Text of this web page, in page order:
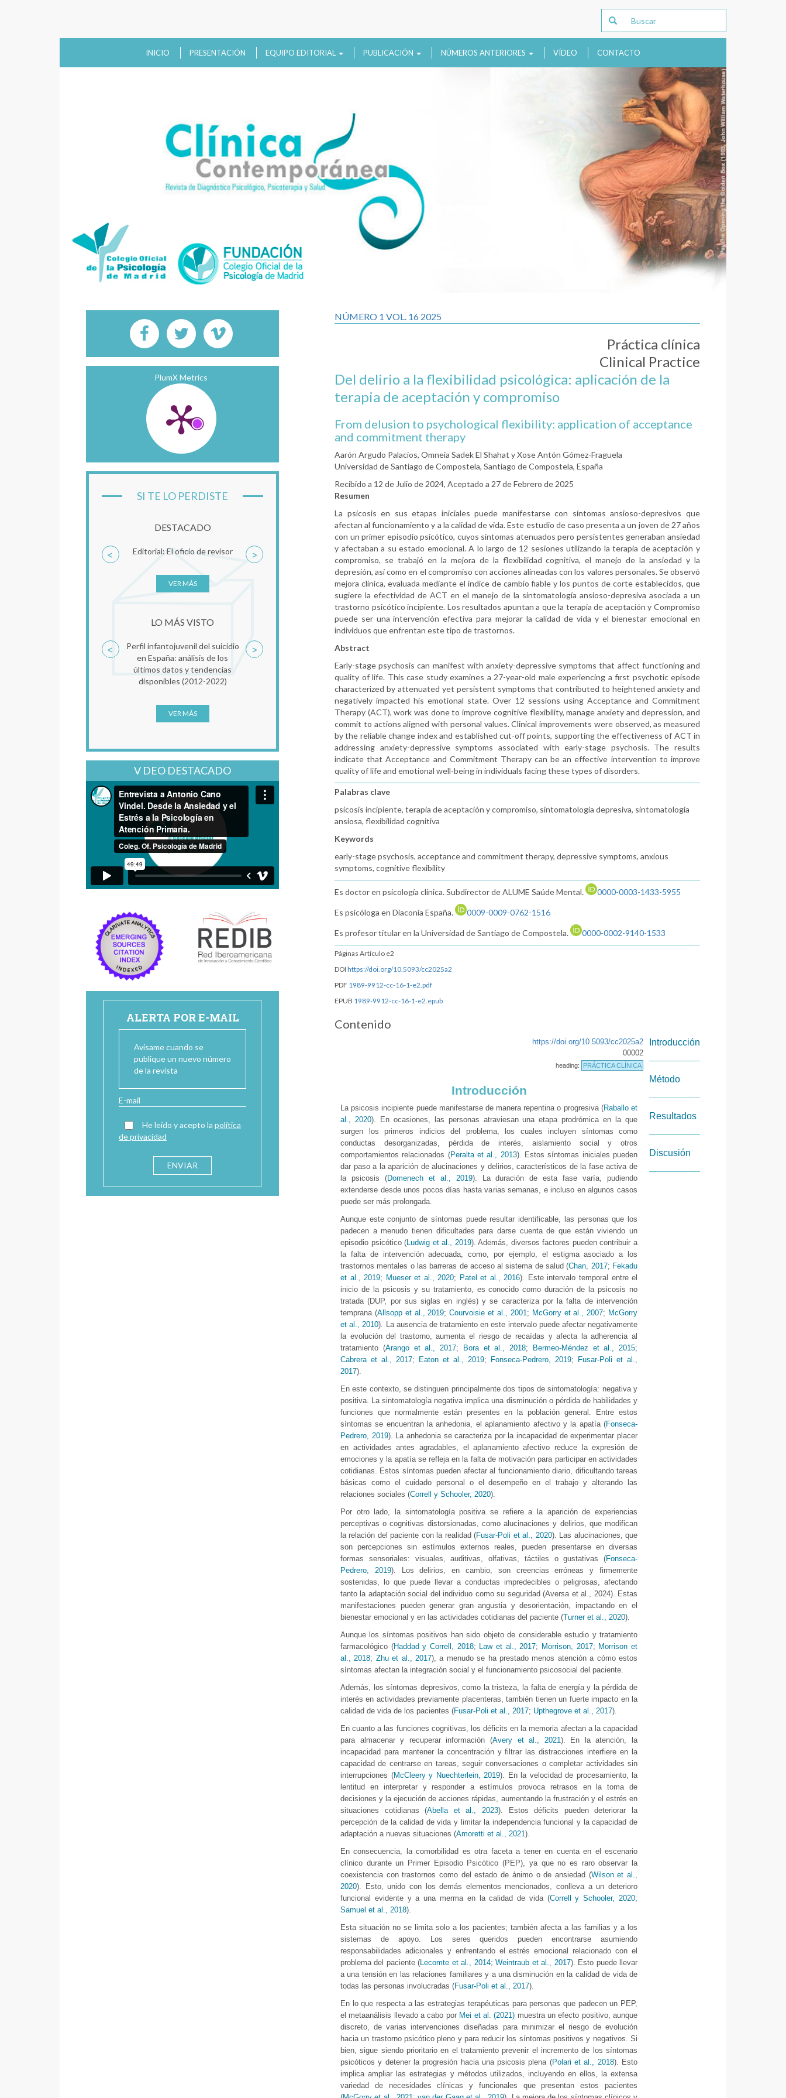
INICIO PRESENTACIÓN EQUIPO EDITORIAL PUBLICACIÓN NÚMEROS ANTERIORES VÍDEO CONTACTO
NÚMERO 1 VOL. 16 2025
Práctica clínica
Clinical Practice
Del delirio a la flexibilidad psicológica: aplicación de la
terapia de aceptación y compromiso
From delusion to psychological flexibility: application of acceptance
and commitment therapy
Aarón Argudo Palacios, Omneia Sadek El Shahat y Xose Antón Gómez-Fraguela
Universidad de Santiago de Compostela, Santiago de Compostela, España
Recibido a 12 de Julio de 2024, Aceptado a 27 de Febrero de 2025
Resumen
La psicosis en sus etapas iniciales puede manifestarse con síntomas ansioso-depresivos que
afectan al funcionamiento y a la calidad de vida. Este estudio de caso presenta a un joven de 27 años
con un primer episodio psicótico, cuyos síntomas atenuados pero persistentes generaban ansiedad
y afectaban a su estado emocional. A lo largo de 12 sesiones utilizando la terapia de aceptación y
compromiso, se trabajó en la mejora de la flexibilidad cognitiva, el manejo de la ansiedad y la
depresión, así como en el compromiso con acciones alineadas con los valores personales. Se observó
mejora clínica, evaluada mediante el índice de cambio fiable y los puntos de corte establecidos, que
sugiere la efectividad de ACT en el manejo de la sintomatología ansioso-depresiva asociada a un
trastorno psicótico incipiente. Los resultados apuntan a que la terapia de aceptación y Compromiso
puede ser una intervención efectiva para mejorar la calidad de vida y el bienestar emocional en
individuos que enfrentan este tipo de trastornos.
Abstract
Early-stage psychosis can manifest with anxiety-depressive symptoms that affect functioning and
quality of life. This case study examines a 27-year-old male experiencing a first psychotic episode
characterized by attenuated yet persistent symptoms that contributed to heightened anxiety and
negatively impacted his emotional state. Over 12 sessions using Acceptance and Commitment
Therapy (ACT), work was done to improve cognitive flexibility, manage anxiety and depression, and
commit to actions aligned with personal values. Clinical improvements were observed, as measured
by the reliable change index and established cut-off points, supporting the effectiveness of ACT in
addressing anxiety-depressive symptoms associated with early-stage psychosis. The results
indicate that Acceptance and Commitment Therapy can be an effective intervention to improve
quality of life and emotional well-being in individuals facing these types of disorders.
Palabras clave
psicosis incipiente, terapia de aceptación y compromiso, sintomatología depresiva, sintomatología
ansiosa, flexibilidad cognitiva
Keywords
early-stage psychosis, acceptance and commitment therapy, depressive symptoms, anxious
symptoms, cognitive flexibility
Es doctor en psicología clínica. Subdirector de ALUME Saúde Mental. 0000-0003-1433-5955
Es psicóloga en Diaconía España. 0009-0009-0762-1516
Es profesor titular en la Universidad de Santiago de Compostela. 0000-0002-9140-1533
Páginas Artículo e2
DOI https://doi.org/10.5093/cc2025a2
PDF 1989-9912-cc-16-1-e2.pdf
EPUB 1989-9912-cc-16-1-e2.epub
Contenido
https://doi.org/10.5093/cc2025a2
00002
heading: PRÁCTICA CLÍNICA
Introducción
La psicosis incipiente puede manifestarse de manera repentina o progresiva (Raballo et
al., 2020). En ocasiones, las personas atraviesan una etapa prodrómica en la que
surgen los primeros indicios del problema, los cuales incluyen síntomas como
conductas desorganizadas, pérdida de interés, aislamiento social y otros
comportamientos relacionados (Peralta et al., 2013). Estos síntomas iniciales pueden
dar paso a la aparición de alucinaciones y delirios, característicos de la fase activa de
la psicosis (Domenech et al., 2019). La duración de esta fase varía, pudiendo
extenderse desde unos pocos días hasta varias semanas, e incluso en algunos casos
puede ser más prolongada.
Aunque este conjunto de síntomas puede resultar identificable, las personas que los
padecen a menudo tienen dificultades para darse cuenta de que están viviendo un
episodio psicótico ( Ludwig et al., 2019). Además, diversos factores pueden contribuir a
la falta de intervención adecuada, como, por ejemplo, el estigma asociado a los
trastornos mentales o las barreras de acceso al sistema de salud (Chan, 2017; Fekadu
et al., 2019; Mueser et al., 2020; Patel et al., 2016). Este intervalo temporal entre el
inicio de la psicosis y su tratamiento, es conocido como duración de la psicosis no
tratada (DUP, por sus siglas en inglés) y se caracteriza por la falta de intervención
temprana (Allsopp et al., 2019;Courvoisie et al., 2001 ; McGorry et al., 2007; McGorry
et al., 2010). La ausencia de tratamiento en este intervalo puede afectar negativamente
la evolución del trastorno, aumenta el riesgo de recaídas y afecta la adherencia al
tratamiento (Arango et al., 2017; Bora et al., 2018; Bermeo-Méndez et al., 2015;
Cabrera et al., 2017; Eaton et al., 2019; Fonseca-Pedrero, 2019;
Fusar-Poli et al.,
2017).
En este contexto, se distinguen principalmente dos tipos de sintomatología: negativa y
positiva. La sintomatología negativa implica una disminución o pérdida de habilidades y
funciones que normalmente están presentes en la población general. Entre estos
síntomas se encuentran la anhedonia, el aplanamiento afectivo y la apatía (Fonseca-
Pedrero, 2019). La anhedonia se caracteriza por la incapacidad de experimentar placer
en actividades antes agradables, el aplanamiento afectivo reduce la expresión de
emociones y la apatía se refleja en la falta de motivación para participar en actividades
cotidianas. Estos síntomas pueden afectar al funcionamiento diario, dificultando tareas
básicas como el cuidado personal o el desempeño en el trabajo y alterando las
relaciones sociales (Correll y Schooler, 2020).
Por otro lado, la sintomatología positiva se refiere a la aparición de experiencias
perceptivas o cognitivas distorsionadas, como alucinaciones y delirios, que modifican
la relación del paciente con la realidad (Fusar-Poli et al., 2020). Las alucinaciones, que
son percepciones sin estímulos externos reales, pueden presentarse en diversas
formas sensoriales: visuales, auditivas, olfativas, táctiles o gustativas (Fonseca-
Pedrero, 2019). Los delirios, en cambio, son creencias erróneas y firmemente
sostenidas, lo que puede llevar a conductas impredecibles o peligrosas, afectando
tanto la adaptación social del individuo como su seguridad (Aversa et al., 2024). Estas
manifestaciones pueden generar gran angustia y desorientación, impactando en el
bienestar emocional y en las actividades cotidianas del paciente (Turner et al., 2020).
Aunque los síntomas positivos han sido objeto de considerable estudio y tratamiento
farmacológico (Haddad y Correll, 2018; Law et al., 2017; Morrison, 2017; Morrison et
al., 2018; Zhu et al., 2017), a menudo se ha prestado menos atención a cómo estos
síntomas afectan la integración social y el funcionamiento psicosocial del paciente.
Además, los síntomas depresivos, como la tristeza, la falta de energía y la pérdida de
interés en actividades previamente placenteras, también tienen un fuerte impacto en la
calidad de vida de los pacientes (Fusar-Poli et al., 2017; Upthegrove et al., 2017).
En cuanto a las funciones cognitivas, los déficits en la memoria afectan a la capacidad
para almacenar y recuperar información (Avery et al., 2021 ). En la atención, la
incapacidad para mantener la concentración y filtrar las distracciones interfiere en la
capacidad de centrarse en tareas, seguir conversaciones o completar actividades sin
interrupciones (McCleery y Nuechterlein, 2019). En la velocidad de procesamiento, la
lentitud en interpretar y responder a estímulos provoca retrasos en la toma de
decisiones y la ejecución de acciones rápidas, aumentando la frustración y el estrés en
situaciones cotidianas (Abella et al., 2023). Estos déficits pueden deteriorar la
percepción de la calidad de vida y limitar la independencia funcional y la capacidad de
adaptación a nuevas situaciones (Amoretti et al., 2021 ).
En consecuencia, la comorbilidad es otra faceta a tener en cuenta en el escenario
clínico durante un Primer Episodio Psicótico (PEP), ya que no es raro observar la
coexistencia con trastornos como del estado de ánimo o de ansiedad (Wilson et al.,
2020). Esto, unido con los demás elementos mencionados, conlleva a un deterioro
funcional evidente y a una merma en la calidad de vida (Correll y Schooler, 2020;
Samuel et al., 2018).
Esta situación no se limita solo a los pacientes; también afecta a las familias y a los
sistemas de apoyo. Los seres queridos pueden encontrarse asumiendo
responsabilidades adicionales y enfrentando el estrés emocional relacionado con el
problema del paciente ( Lecomte et al., 2014;Weintraub et al., 2017). Esto puede llevar
a una tensión en las relaciones familiares y a una disminución en la calidad de vida de
todas las personas involucradas (Fusar-Poli et al., 2017).
En lo que respecta a las estrategias terapéuticas para personas que padecen un PEP,
el metaanálisis llevado a cabo por Mei et al. (2021) muestra un efecto positivo, aunque
discreto, de varias intervenciones diseñadas para minimizar el riesgo de evolución
hacia un trastorno psicótico pleno y para reducir los síntomas positivos y negativos. Si
bien, sigue siendo prioritario en el tratamiento prevenir el incremento de los síntomas
psicóticos y detener la progresión hacia una psicosis plena (Polari et al., 2018). Esto
implica ampliar las estrategias y métodos utilizados, incluyendo en ellos, la extensa
variedad de necesidades clínicas y funcionales que presentan estos pacientes
Introducción
Método
Resultados
Discusión
PlumX Metrics
SI TE LO PERDISTE
DESTACADO
MBT-TF. Una aproximación
Clave de Mentalización
< >
LO MÁS VISTO
Reconsolidación de la memoria
como factor común en
VER MÁS
V DEO DESTACADO
ALERTA POR E-MAIL
Avísame cuando se
publique un nuevo número
He leído y acepto la